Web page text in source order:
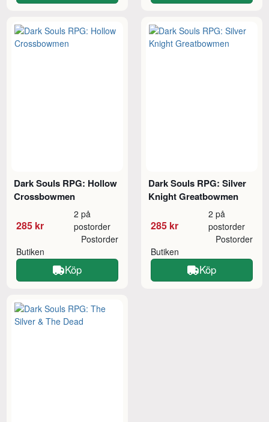
Dark Souls RPG: Hollow
Crossbowmen
285 kr
2 på
postorder
Butiken
Postorder
Köp
Dark Souls RPG: Silver
Knight Greatbowmen
285 kr
2 på
postorder
Butiken
Postorder
Köp